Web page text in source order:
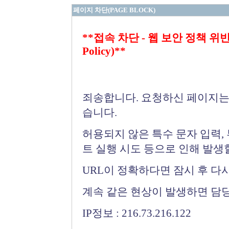
페이지 차단(PAGE BLOCK)
**접속 차단 - 웹 보안 정책 위
Policy)**
죄송합니다. 요청하신 페이지
습니다.
허용되지 않은 특수 문자 입력
트 실행 시도 등으로 인해 발생
URL이 정확하다면 잠시 후 다
계속 같은 현상이 발생하면 담
IP정보 : 216.73.216.122